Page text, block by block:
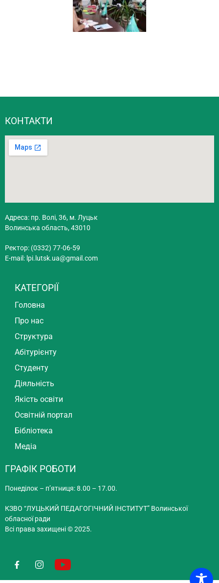
КОНТАКТИ
Адреса: пр. Волі, 36, м. Луцьк
Волинська область, 43010
Ректор: (0332) 77-06-59
E-mail: lpi.lutsk.ua@gmail.com
КАТЕГОРІЇ
Головна
Про нас
Структура
Абітурієнту
Студенту
Діяльність
Якість освіти
Освітній портал
Бібліотека
Медіа
ГРАФІК РОБОТИ
Понеділок – п’ятниця: 8.00 – 17.00.
КЗВО “ЛУЦЬКИЙ ПЕДАГОГІЧНИЙ ІНСТИТУТ” Волинської
обласної ради
Всі права захищені © 2025.